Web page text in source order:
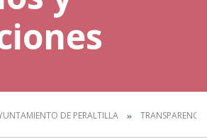
DE PERALTILLA TRANSPARENCIA